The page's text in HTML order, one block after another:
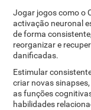
Jogar jogos como o
activação neuronal
de forma
reorganizar e
danificadas.
Estimular
criar novas
as funções
habilidades